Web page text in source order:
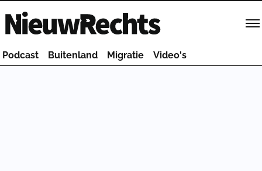
Homepage van NieuwRechts
Podcast Buitenland Migratie Video's